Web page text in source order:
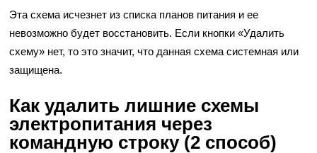
Эта схема исчезнет из списка планов питания и ее
невозможно будет восстановить. Если кнопки «Удалить
схему» нет, то это значит, что данная схема системная или
защищена.
Как удалить лишние схемы
электропитания через
командную строку (2 способ)